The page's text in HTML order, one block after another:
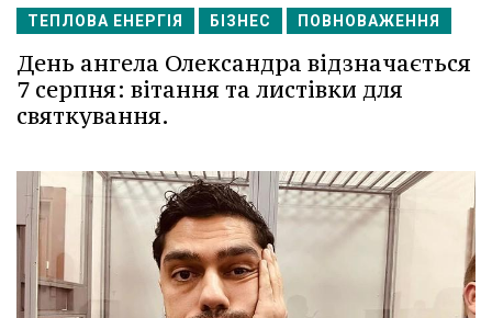
ТЕПЛОВА ЕНЕРГІЯ БІЗНЕС ПОВНОВАЖЕННЯ
День ангела Олександра відзначається
7 серпня: вітання та листівки для
святкування.